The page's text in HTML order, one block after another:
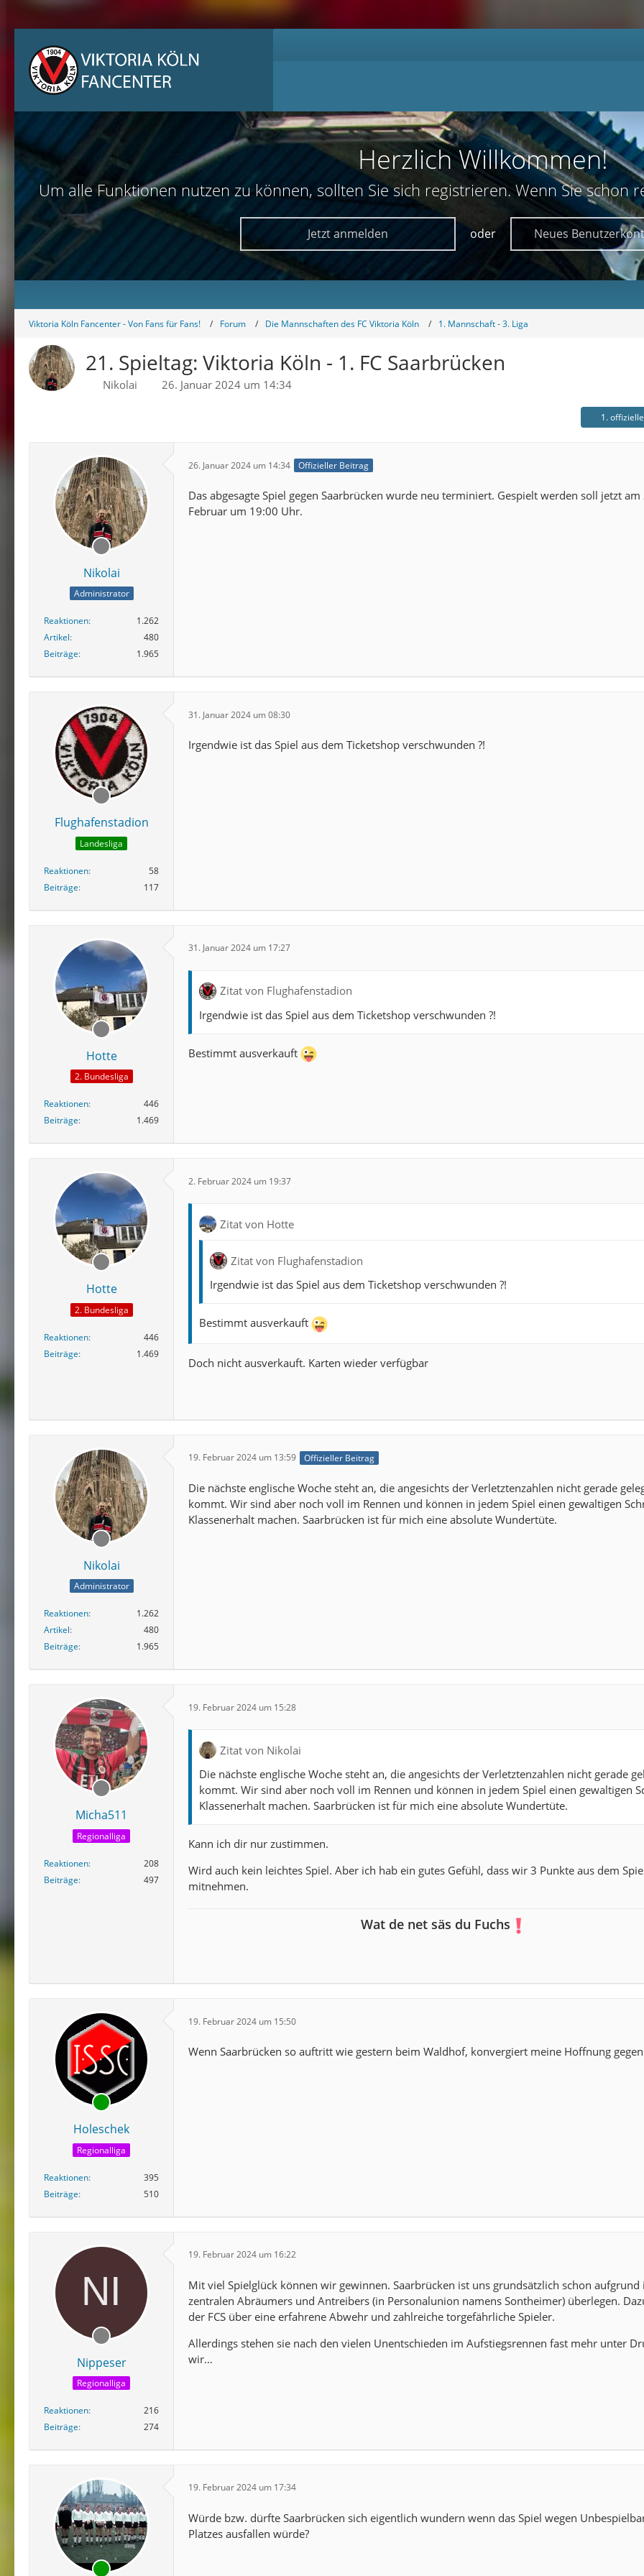
Herzlich Willkommen!
Um alle Funktionen nutzen zu können, sollten Sie sich registrieren. Wenn Sie schon
Jetzt anmelden oder Neues
Viktoria Köln Fancenter - Von Fans für Fans! Forum Die Mannschaften des FC Viktoria Köln 1. Mannschaft - 3. Liga
21. Spieltag: Viktoria Köln - 1. FC Saarbrücken
Nikolai 26. Januar 2024 um 14:34
1.
Nikolai
Administrator
Reaktionen
1.262
Artikel
480
Beiträge
1.965
26. Januar 2024 um 14:34 Offizieller Beitrag
Das abgesagte Spiel gegen Saarbrücken wurde neu terminiert. Gespielt werden soll jetzt am
Februar um 19:00 Uhr.
Flughafenstadion
Landesliga
Reaktionen
58
Beiträge
117
31. Januar 2024 um 08:30
Irgendwie ist das Spiel aus dem Ticketshop verschwunden ?!
Hotte
2. Bundesliga
Reaktionen
446
Beiträge
1.469
31. Januar 2024 um 17:27
Zitat von Flughafenstadion
Irgendwie ist das Spiel aus dem Ticketshop verschwunden ?!
Bestimmt ausverkauft
Hotte
2. Bundesliga
Reaktionen
446
Beiträge
1.469
2. Februar 2024 um 19:37
Zitat von Hotte
Zitat von Flughafenstadion
Irgendwie ist das Spiel aus dem Ticketshop verschwunden ?!
Bestimmt ausverkauft
Doch nicht ausverkauft. Karten wieder verfügbar
Nikolai
Administrator
Reaktionen
1.262
Artikel
480
Beiträge
1.965
19. Februar 2024 um 13:59 Offizieller Beitrag
Die nächste englische Woche steht an, die angesichts der Verletztenzahlen nicht gerade
kommt. Wir sind aber noch voll im Rennen und können in jedem Spiel einen gewaltigen
Klassenerhalt machen. Saarbrücken ist für mich eine absolute Wundertüte.
Micha511
Regionalliga
Reaktionen
208
Beiträge
497
19. Februar 2024 um 15:28
Zitat von Nikolai
Die nächste englische Woche steht an, die angesichts der Verletztenzahlen nicht gerade
kommt. Wir sind aber noch voll im Rennen und können in jedem Spiel einen gewaltigen
Klassenerhalt machen. Saarbrücken ist für mich eine absolute Wundertüte.
Kann ich dir nur zustimmen.
Wird auch kein leichtes Spiel. Aber ich hab ein gutes Gefühl, dass wir 3 Punkte aus dem
mitnehmen.
Wat de net säs du Fuchs
Holeschek
Regionalliga
Reaktionen
395
Beiträge
510
19. Februar 2024 um 15:50
Wenn Saarbrücken so auftritt wie gestern beim Waldhof, konvergiert meine Hoffnung
Nippeser
Regionalliga
Reaktionen
216
Beiträge
274
19. Februar 2024 um 16:22
Mit viel Spielglück können wir gewinnen. Saarbrücken ist uns grundsätzlich schon aufgrund
zentralen Abräumers und Antreibers (in Personalunion namens Sontheimer) überlegen.
der FCS über eine erfahrene Abwehr und zahlreiche torgefährliche Spieler.
Allerdings stehen sie nach den vielen Unentschieden im Aufstiegsrennen fast mehr unter
wir…
19. Februar 2024 um 17:34
Würde bzw. dürfte Saarbrücken sich eigentlich wundern wenn das Spiel wegen
Platzes ausfallen würde?